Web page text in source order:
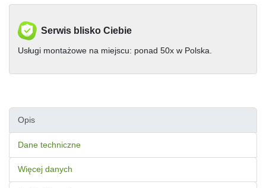
Serwis blisko Ciebie
Usługi montażowe na miejscu: ponad 50x w Polska.
Opis
Dane techniczne
Więcej danych